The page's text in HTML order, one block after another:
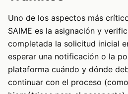
Uno de los aspectos más
SAIME es la asignación y
completada la solicitud inicial
esperar una notificación o la
plataforma cuándo y dónde
continuar con el proceso